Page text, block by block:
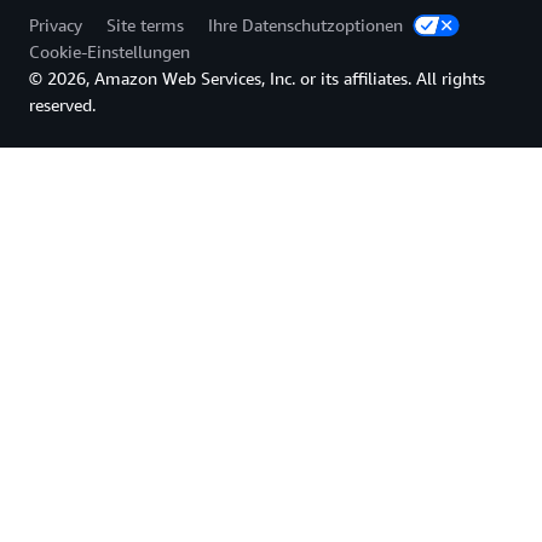
erhoben. Wenn der erweiterte Rundsende-Benutzer
(SubscribeToShard API) verwendet wird, wird Ihnen
kein langfristiger Datenabruf berechnet.
Privacy Site terms
Ihre Datenschutzoptionen
Cookie-Einstellungen
© 2026, Amazon Web Services, Inc. or its affiliates. All rights
reserved.